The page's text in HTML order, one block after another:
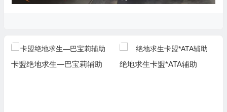
卡盟绝地求生—巴宝莉辅助 绝地求生卡盟*ATA辅助